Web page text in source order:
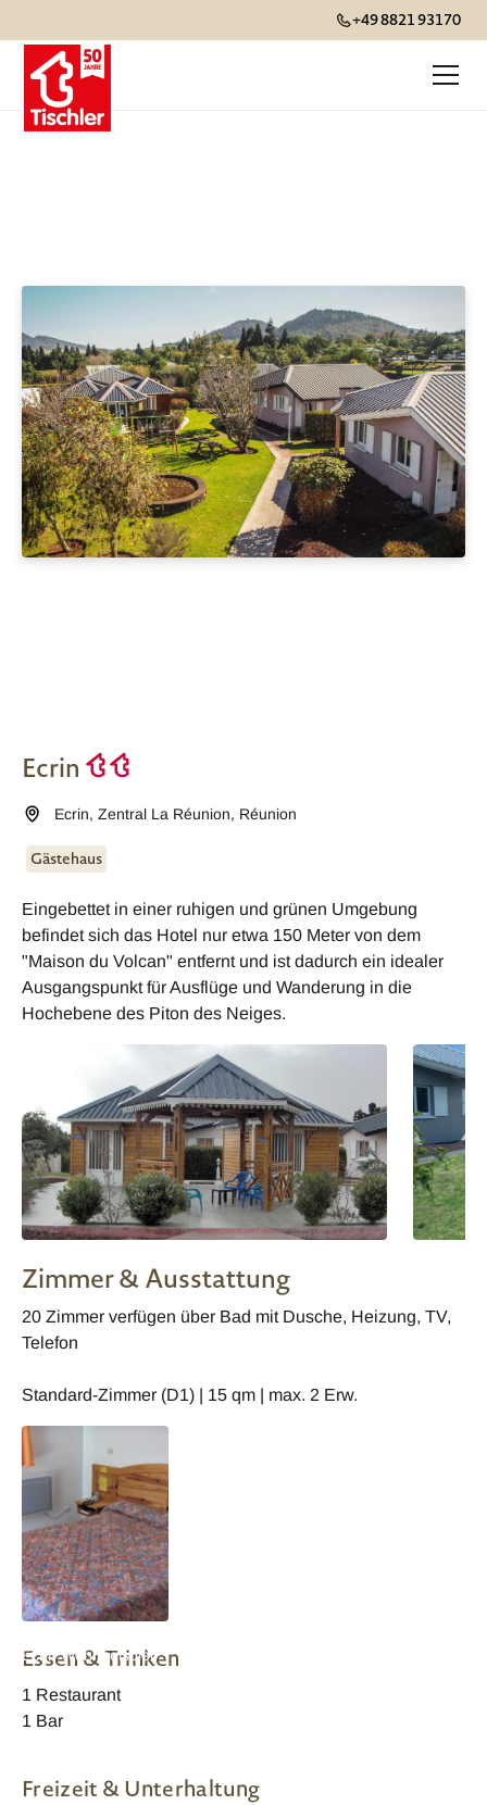
+49 8821 93170
Ecrin
Ecrin,Zentral La Réunion, Réunion
Gästehaus
Eingebettet in einer ruhigen und grünen Umgebung
befindet sich das Hotel nur etwa 150 Meter von dem
"Maison du Volcan" entfernt und ist dadurch ein idealer
Ausgangspunkt für Ausflüge und Wanderung in die
Hochebene des Piton des Neiges.
Zimmer & Ausstattung
20 Zimmer verfügen über Bad mit Dusche, Heizung, TV,
Telefon
Standard-Zimmer (D1) | 15 qm | max. 2 Erw.
Ecrin Wohnbeispiel
Essen & Trinken
1 Restaurant
1 Bar
Freizeit & Unterhaltung